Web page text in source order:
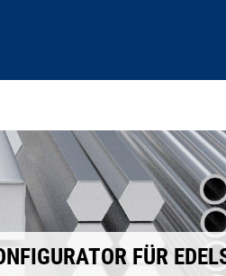
FÜR